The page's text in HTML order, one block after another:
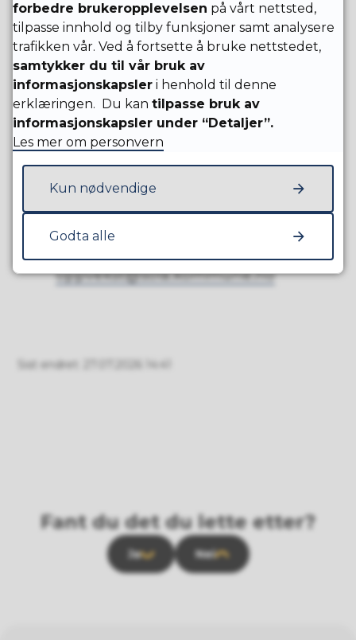
Forskrift om skole og feriedager
Forskrift om skolerute for elevene.
Skoleåret 2025-2026 og 2026-2027 (002)
(PDF, 81 kB)
Kontakt oss
Fagstab oppvekst
E-post:stab-
oppvekst@sola.kommune.no
Sist endret 27.07.2026 14:41
Fant du det du lette etter?
Ja Nei
forbedre brukeropplevelsen på vårt nettsted,
tilpasse innhold og tilby funksjoner samt analysere
trafikken vår. Ved å fortsette å bruke nettstedet,
samtykker du til vår bruk av
informasjonskapsler i henhold til denne
erklæringen. Du kan tilpasse bruk av
informasjonskapsler under “Detaljer”.
Les mer om personvern
Kun nødvendige
Godta alle